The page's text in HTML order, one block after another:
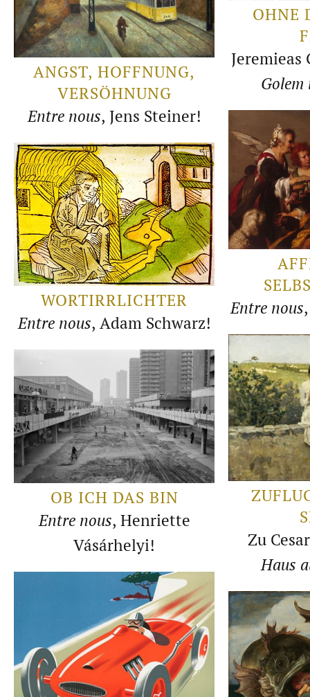
OHNE
Golem
ANGST, HOFFNUNG,
VERSÖHNUNG
Entre nous, Jens Steiner!
Entre nous
WORTIRRLICHTER
Entre nous, Adam Schwarz!
Zu
Haus
OB ICH DAS BIN
Entre nous, Henriette
Vásárhelyi!